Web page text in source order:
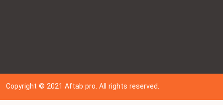
Copyright © 202 1Aftab pro. All rights reserved.